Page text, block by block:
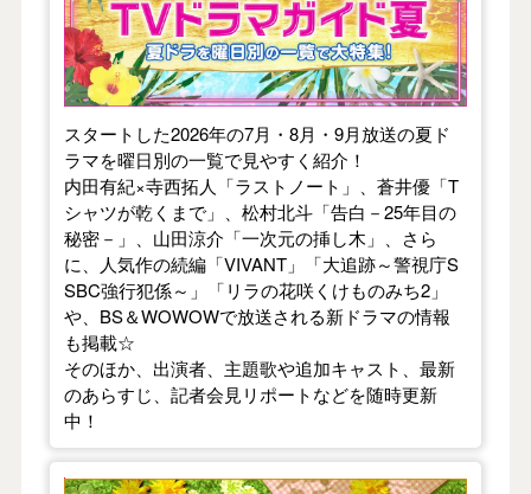
スタートした2026年の7月・8月・9月放送の夏ド
ラマを曜日別の一覧で見やすく紹介！
内田有紀×寺西拓人「ラストノート」、蒼井優「T
シャツが乾くまで」、松村北斗「告白－25年目の
秘密－」、山田涼介「一次元の挿し木」、さら
に、人気作の続編「VIVANT」「大追跡～警視庁S
SBC強行犯係～」「リラの花咲くけものみち2」
や、BS＆WOWOWで放送される新ドラマの情報
も掲載☆
そのほか、出演者、主題歌や追加キャスト、最新
のあらすじ、記者会見リポートなどを随時更新
中！